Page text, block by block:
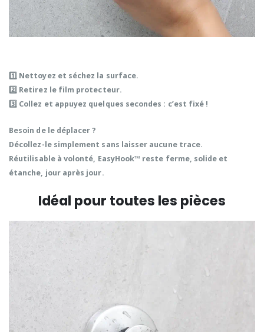
1️⃣ Nettoyez et séchez la surface.
2️⃣ Retirez le film protecteur.
3️⃣ Collez et appuyez quelques secondes : c’est fixé !
Besoin de le déplacer ?
Décollez-le simplement sans laisser aucune trace.
Réutilisable à volonté, EasyHook™ reste ferme, solide et
étanche, jour après jour.
Idéal pour toutes les pièces